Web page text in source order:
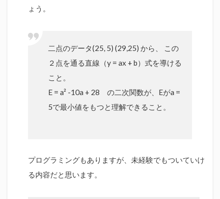
ょう。
二点のデータ(25, 5) (29,25) から、 この
２点を通る直線（y = ax + b）式を導ける
こと。
E = a² -10a + 28 の二次関数が、Eがa =
5で最小値をもつと理解できること。
プログラミングもありますが、未経験でもついていけ
る内容だと思います。